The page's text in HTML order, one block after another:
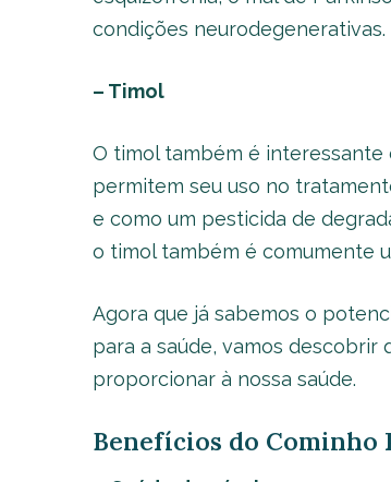
condições neurodegenerativas.
– Timol
O timol também é interessante
permitem seu uso no
e como um pesticida de
o timol também é comumente
Agora que já sabemos o
para a saúde, vamos descobrir
proporcionar à nossa saúde.
Benefícios do Cominho